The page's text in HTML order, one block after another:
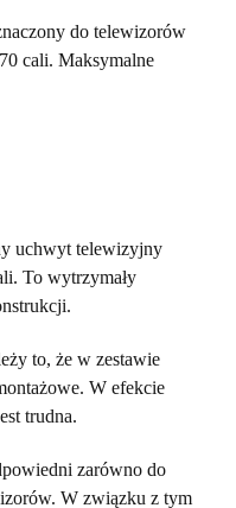
do telewizorów
cali. Maksymalne
uchwyt telewizyjny
To wytrzymały
to, że w zestawie
W efekcie
trudna.
zarówno do
W związku z tym